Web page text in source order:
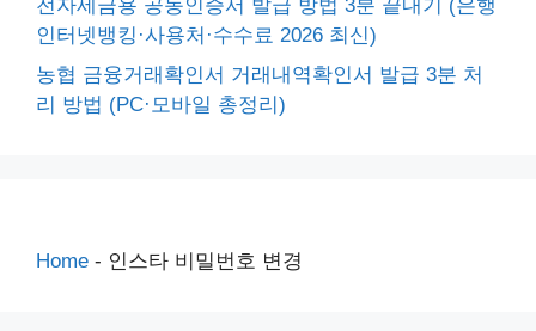
전자세금용 공동인증서 발급 방법 3분 끝내기 (은행
인터넷뱅킹·사용처·수수료 2026 최신)
농협 금융거래확인서 거래내역확인서 발급 3분 처
리 방법 (PC·모바일 총정리)
Home - 인스타 비밀번호 변경